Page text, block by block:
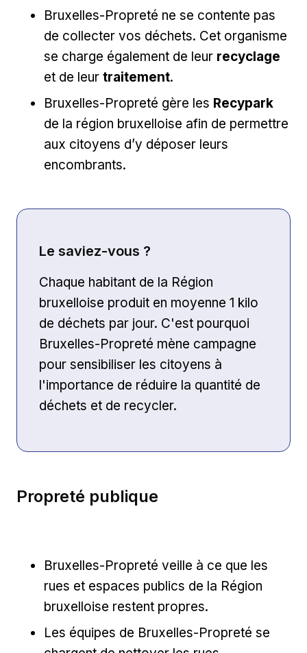
Bruxelles-Propreté ne se contente pas
de collecter vos déchets. Cet organisme
se charge également de leur recyclage
et de leur traitement.
Bruxelles-Propreté gère les Recypark
de la région bruxelloise afin de permettre
aux citoyens d’y déposer leurs
encombrants.
Le saviez-vous ?
Chaque habitant de la Région
bruxelloise produit en moyenne 1 kilo
de déchets par jour. C'est pourquoi
Bruxelles-Propreté mène campagne
pour sensibiliser les citoyens à
l'importance de réduire la quantité de
déchets et de recycler.
Propreté publique
Bruxelles-Propreté veille à ce que les
rues et espaces publics de la Région
bruxelloise restent propres.
Les équipes de Bruxelles-Propreté se